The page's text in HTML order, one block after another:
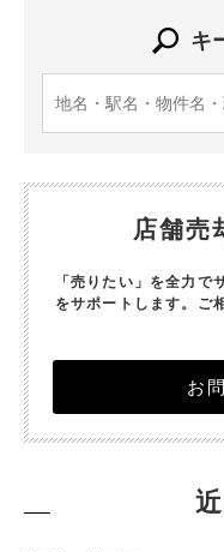
キ
店舗売
「売りたい」を全力
をサポートします。 ご
お